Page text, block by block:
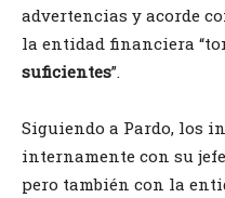
advertencias y acorde
la entidad financiera
suficientes”.
Siguiendo a Pardo, los
internamente con su
pero también con la